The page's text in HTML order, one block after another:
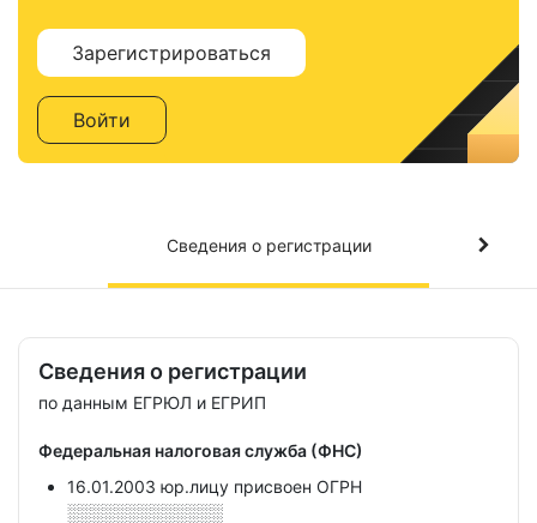
Зарегистрироваться
Войти
Сведения о регистрации
Сведения о регистрации
по данным ЕГРЮЛ и ЕГРИП
Федеральная налоговая служба (ФНС)
16.01.2003 юр.лицу присвоен ОГРН
░░░░░░░░░░░░░